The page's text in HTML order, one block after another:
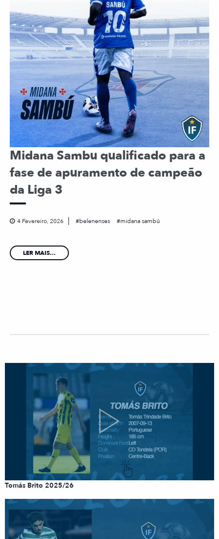
Midana Sambu qualificado para a
fase de apuramento de campeão
da Liga 3
4 Fevereiro, 2026 belenenses midana sambú
LER MAIS...
Tomás Brito 2025/26